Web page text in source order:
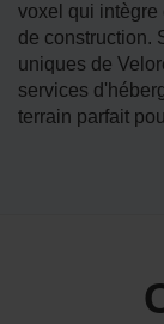
voxel qui intègre
de construction.
uniques de
services
terrain parfait